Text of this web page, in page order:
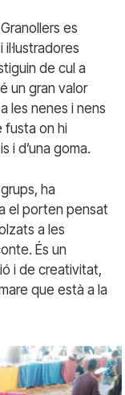
es
de cul a
un gran valor
les nenes i nens
fusta on hi
i d’una goma.
ha
el porten pensat
a les
És un
i de creativitat,
que està a la